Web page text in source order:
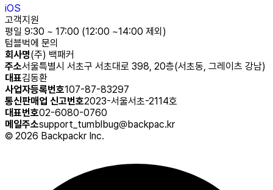
iOS
고객지원
평일 9:30 ~ 17:00 (12:00 ~14:00 제외)
텀블벅에 문의
회사명(주) 백패커
주소서울특별시 서초구 서초대로 398, 20층(서초동, 그레이츠 강남)
대표김동환
사업자등록번호107-87-83297
통신판매업 신고번호2023-서울서초-2114호
대표번호02-6080-0760
메일주소support_tumblbug@backpac.kr
© 2026 Backpackr Inc.